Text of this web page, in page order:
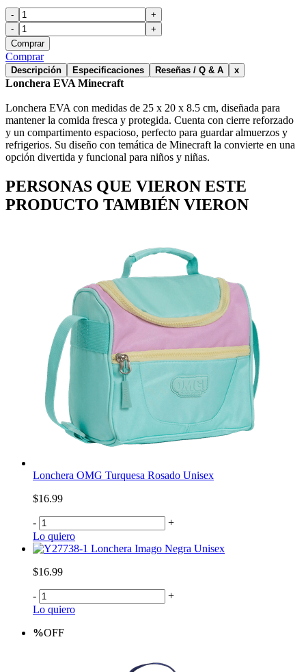
-
+
-
+
Comprar
Comprar
Descripción Especificaciones Reseñas / Q & A x
Lonchera EVA Minecraft
Lonchera EVA con medidas de 25 x 20 x 8.5 cm, diseñada para
mantener la comida fresca y protegida. Cuenta con cierre reforzado
y un compartimento espacioso, perfecto para guardar almuerzos y
refrigerios. Su diseño con temática de Minecraft la convierte en una
opción divertida y funcional para niños y niñas.
PERSONAS QUE VIERON ESTE
PRODUCTO TAMBIÉN VIERON
Lonchera OMG Turquesa Rosado Unisex
$16.99
-
+
Lo quiero
Lonchera Imago Negra Unisex
$16.99
-
+
Lo quiero
%OFF